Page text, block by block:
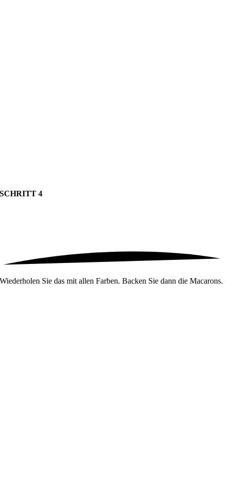
SCHRITT 4
Wiederholen Sie das mit allen Farben. Backen Sie dann die Macarons.